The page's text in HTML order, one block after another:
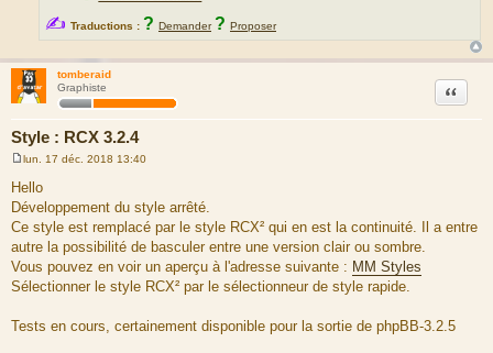
✍ Traductions : ? Demander ? Proposer
tomberaid
Graphiste
Style : RCX 3.2.4
Citation
e
s
s
g
e
lun. 17 déc. 2018 13:40
Hello
Développement du style arrêté.
Ce style est remplacé par le style RCX² qui en est la continuité. Il a entre
autre la possibilité de basculer entre une version clair ou sombre.
Vous pouvez en voir un aperçu à l'adresse suivante : MM Styles
Sélectionner le style RCX² par le sélectionneur de style rapide.
Tests en cours, certainement disponible pour la sortie de phpBB-3.2.5